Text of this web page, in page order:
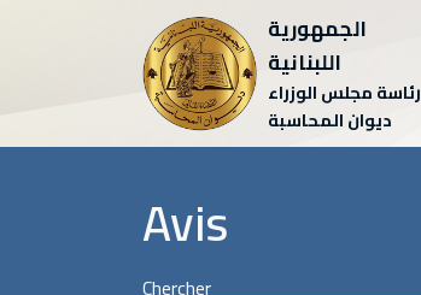
الجمهورية
اللبنانية
رئاسة مجلس الوزراء
ديوان المحاسبة
Avis
Chercher